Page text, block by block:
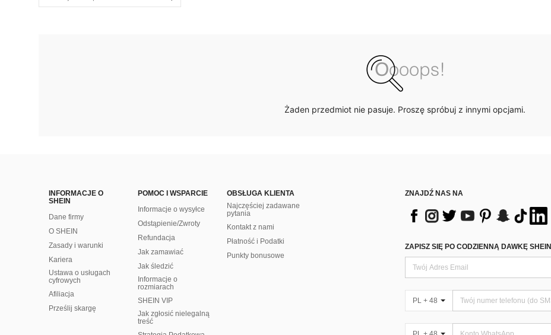
Żaden przedmiot nie pasuje. Proszę spróbuj z innymi opcjami.
INFORMACJE O
SHEIN
Dane firmy
O SHEIN
Zasady i warunki
Kariera
Ustawa o usługach
cyfrowych
Afiliacja
Prześlij skargę
POMOC I WSPARCIE
Informacje o wysyłce
Odstąpienie/Zwroty
Refundacja
Jak zamawiać
Jak śledzić
Informacje o
rozmiarach
SHEIN VIP
Jak zgłosić nielegalną
treść
OBSŁUGA KLIENTA
Najczęściej zadawane
pytania
Kontakt z nami
Płatność i Podatki
Punkty bonusowe
ZNAJDŹ NAS NA
ZAPISZ SIĘ PO CODZIENNĄ DAWKĘ SHEIN
PL + 48